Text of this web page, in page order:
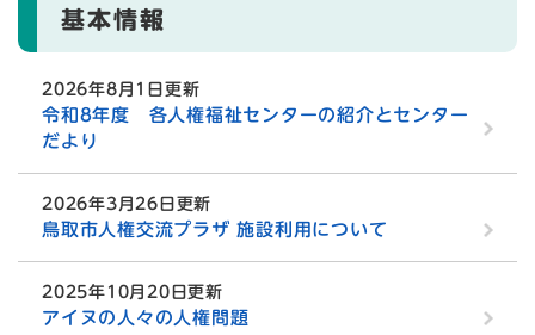
基本情報
2026年8月1日更新
令和8年度 各人権福祉センターの紹介とセンター
だより
2026年3月26日更新
鳥取市人権交流プラザ 施設利用について
2025年10月20日更新
アイヌの人々の人権問題